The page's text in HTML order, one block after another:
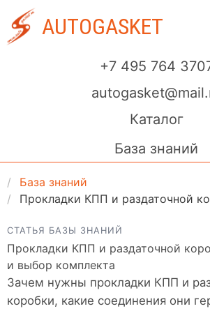
AUTOGASKET
+7 495 764
Каталог
База знаний
База знаний
Прокладки КПП и раздаточной
СТАТЬЯ БАЗЫ ЗНАНИЙ
Прокладки КПП и раздаточной
и выбор комплекта
Зачем нужны прокладки КПП и
коробки, какие соединения они